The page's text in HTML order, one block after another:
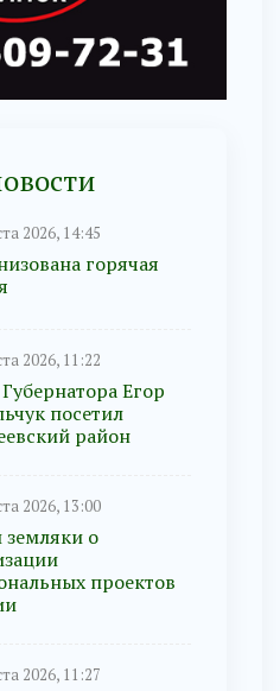
2026, 14:45
горячая
2026, 11:22
Егор
посетил
район
2026, 13:00
о
проектов
2026, 11:27